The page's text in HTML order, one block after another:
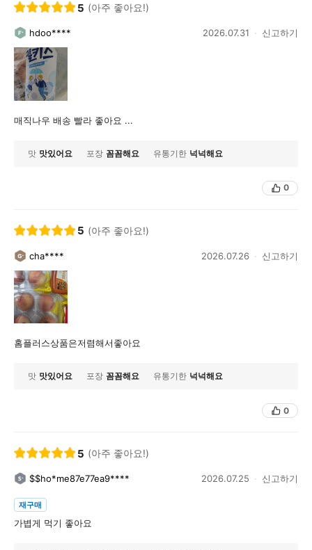
5 (아주 좋아요!)
hdoo**** 2026.07.31 신고하기
매직나우 배송 빨라 좋아요 ...
맛 맛있어요 포장 꼼꼼해요 유통기한 넉넉해요
0
5 (아주 좋아요!)
cha**** 2026.07.26 신고하기
홈플러스상품은저렴해서좋아요
맛 맛있어요 포장 꼼꼼해요 유통기한 넉넉해요
0
5 (아주 좋아요!)
$$ho*me87e77ea9**** 2026.07.25 신고하기
재구매
가볍게 먹기 좋아요